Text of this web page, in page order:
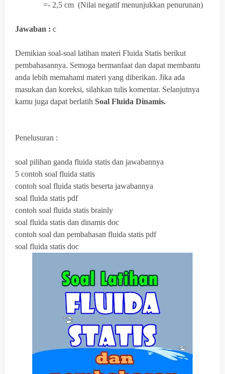
=- 2,5 cm (Nilai negatif menunjukkan penurunan)
Jawaban : c
Demikian soal-soal latihan materi Fluida Statis berikut
pembahasannya. Semoga bermanfaat dan dapat membantu
anda lebih memahami materi yang diberikan. Jika ada
masukan dan koreksi, silahkan tulis komentar. Selanjutnya
kamu juga dapat berlatih Soal Fluida Dinamis.
Penelusuran :
soal pilihan ganda fluida statis dan jawabannya
5 contoh soal fluida statis
contoh soal fluida statis beserta jawabannya
soal fluida statis pdf
contoh soal fluida statis brainly
soal fluida statis dan dinamis doc
contoh soal dan pembahasan fluida statis pdf
soal fluida statis doc